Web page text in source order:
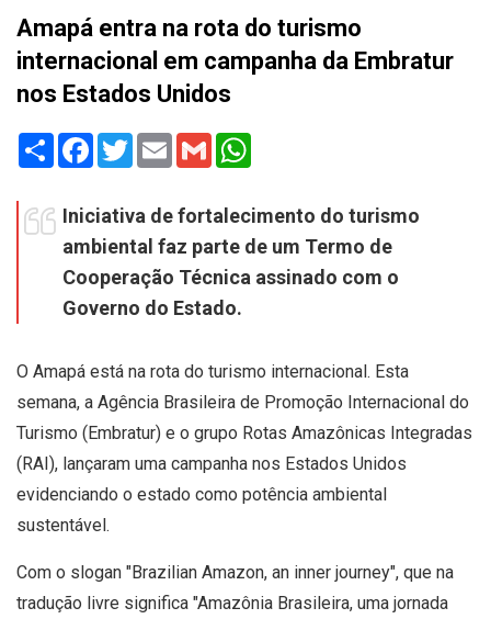
Amapá entra na rota do turismo
internacional em campanha da Embratur
nos Estados Unidos
Share Facebook
TwitterEmail Gmail
Iniciativa de fortalecimento do turismo
ambiental faz parte de um Termo de
Cooperação Técnica assinado com o
Governo do Estado.
O Amapá está na rota do turismo internacional. Esta
semana, a Agência Brasileira de Promoção Internacional do
Turismo (Embratur) e o grupo Rotas Amazônicas Integradas
(RAI), lançaram uma campanha nos Estados Unidos
evidenciando o estado como potência ambiental
sustentável.
Com o slogan "Brazilian Amazon, an inner journey", que na
tradução livre significa "Amazônia Brasileira, uma jornada